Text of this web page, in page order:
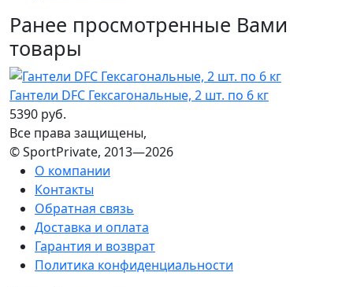
Ранее просмотренные Вами
товары
Гантели DFC Гексагональные, 2 шт. по 6 кг
5390 руб.
Все права защищены,
© SportPrivate, 2013—2026
О компании
Контакты
Обратная связь
Доставка и оплата
Гарантия и возврат
Политика конфиденциальности